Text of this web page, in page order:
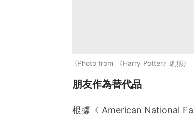
Photo from 《Harry Potter》劇照
朋友作為替代品
根據《 American National